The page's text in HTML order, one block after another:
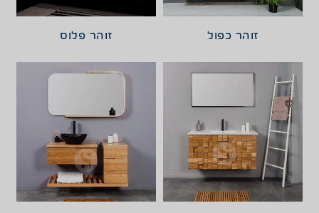
זוהר כפול זוהר פלוס